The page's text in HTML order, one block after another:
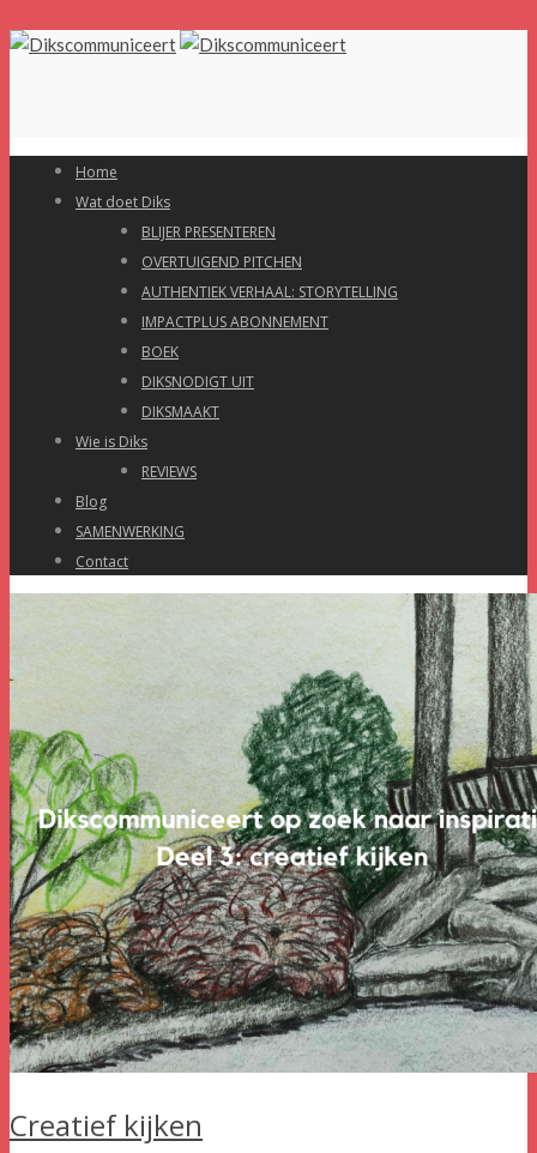
Home
Wat doet Diks
BLIJER PRESENTEREN
OVERTUIGEND PITCHEN
AUTHENTIEK VERHAAL: STORYTELLING
IMPACTPLUS ABONNEMENT
BOEK
DIKSNODIGT UIT
DIKSMAAKT
Wie is Diks
REVIEWS
Blog
SAMENWERKING
Contact
Creatief kijken